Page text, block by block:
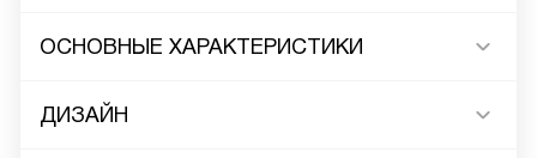
ОСНОВНЫЕ ХАРАКТЕРИСТИКИ
ДИЗАЙН